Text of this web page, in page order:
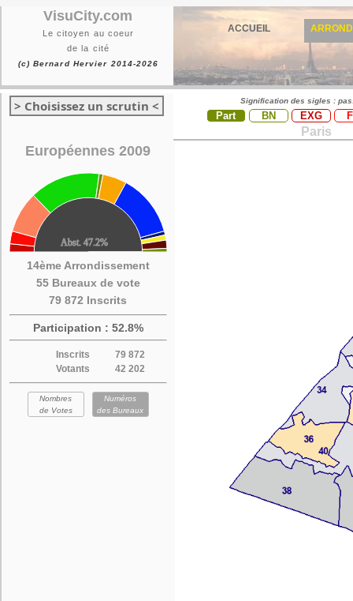
VisuCity.com
Le citoyen au coeur
de la cité
(c) Bernard Hervier 2014-2026
ACCUEIL
> Choisissez un scrutin <
Européennes 2009
14ème Arrondissement
55 Bureaux de vote
79 872 Inscrits
Participation : 52.8%
Inscrits
79 872
Votants
42 202
Nombres
de Votes
Numéros
des Bureaux
Signification des sigles :
Part BN EXG
Paris